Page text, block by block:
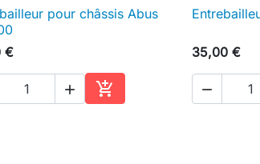
 Aperçu rapide
pour châssis Abus
€
 
Ajouter au panier

35,00 €
